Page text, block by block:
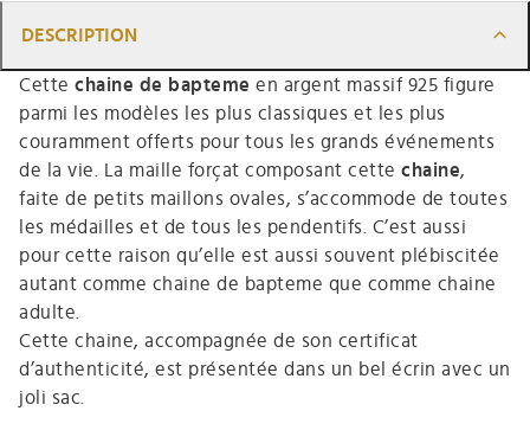
DESCRIPTION
Cette chaine de bapteme en argent massif 925 figure
parmi les modèles les plus classiques et les plus
couramment offerts pour tous les grands événements
de la vie. La maille forçat composant cette chaine,
faite de petits maillons ovales, s’accommode de toutes
les médailles et de tous les pendentifs. C’est aussi
pour cette raison qu’elle est aussi souvent plébiscitée
autant comme chaine de bapteme que comme chaine
adulte.
Cette chaine, accompagnée de son certificat
d’authenticité, est présentée dans un bel écrin avec un
joli sac.